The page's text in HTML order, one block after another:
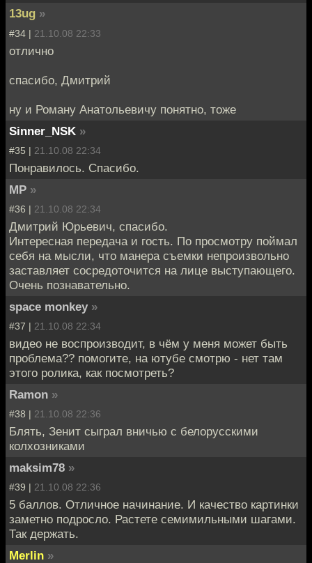
13ug »
#34 | 21.10.08 22:33
отлично
спасибо, Дмитрий
ну и Роману Анатольевичу понятно, тоже
Sinner_NSK »
#35 | 21.10.08 22:34
Понравилось. Спасибо.
MP »
#36 | 21.10.08 22:34
Дмитрий Юрьевич, спасибо.
Интересная передача и гость. По просмотру поймал
себя на мысли, что манера съемки непроизвольно
заставляет сосредоточится на лице выступающего.
Очень познавательно.
space monkey »
#37 | 21.10.08 22:34
видео не воспроизводит, в чём у меня может быть
проблема?? помогите, на ютубе смотрю - нет там
этого ролика, как посмотреть?
Ramon »
#38 | 21.10.08 22:36
Блять, Зенит сыграл вничью с белорусскими
колхозниками
maksim78 »
#39 | 21.10.08 22:36
5 баллов. Отличное начинание. И качество картинки
заметно подросло. Растете семимильными шагами.
Так держать.
Merlin »